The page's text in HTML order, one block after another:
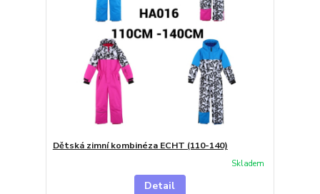
Dětská zimní kombinéza ECHT (110-140)
Skladem
Detail